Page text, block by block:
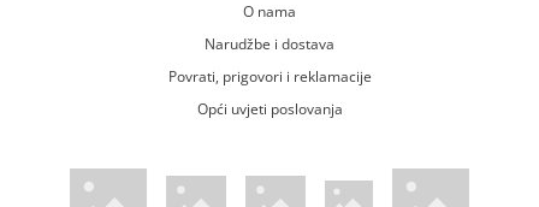
O nama
Narudžbe i dostava
Povrati, prigovori i reklamacije
Opći uvjeti poslovanja
WsPay web stranicaMaestro web stranicaMastercard web stranicaAmerican Express web stranica
Visa web stranica